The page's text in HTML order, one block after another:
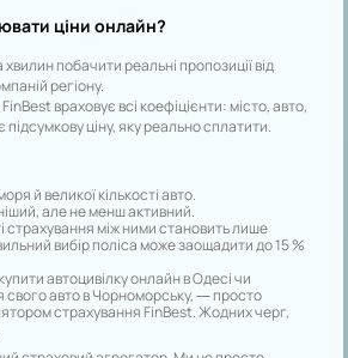
ціни онлайн?
побачити реальні пропозиції від
регіону.
враховує всі коефіцієнти: місто, авто,
ціну, яку реально сплатити.
й великої кількості авто.
але не менш активний.
страхування між ними становить лише
вибір поліса може заощадити до 15 %
автоцивілку онлайн в Одесі чи
авто в Чорноморську, — просто
страхування FinBest. Жодних черг,